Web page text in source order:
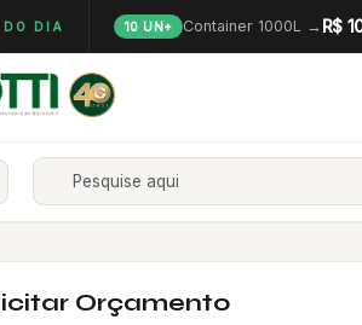
DO DIA 10 UN+ Container 1000L → R$
Orçamento